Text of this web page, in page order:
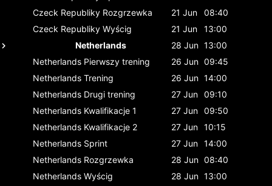
Czeck Republiky Rozgrzewka 21 Jun
08:40
Czeck Republiky Wyścig 21 Jun
13:00
Netherlands
28 Jun 13:00
Netherlands Pierwszy trening 26 Jun 09:45
Netherlands Trening 26 Jun 14:00
Netherlands Drugi trening 27 Jun 09:10
Netherlands Kwalifikacje 1 27 Jun 09:50
Netherlands Kwalifikacje 2 27 Jun 10:15
Netherlands Sprint 27 Jun 14:00
Netherlands Rozgrzewka 28 Jun 08:40
Netherlands Wyścig 28 Jun 13:00